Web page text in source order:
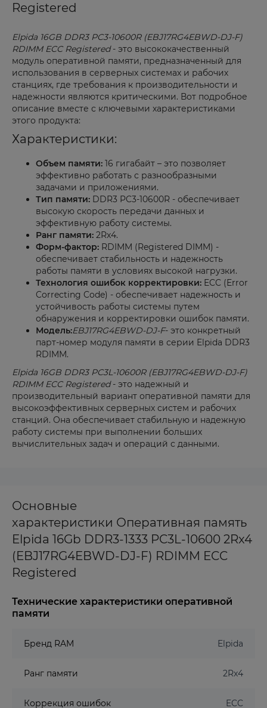
Registered
Elpida 16GB DDR3 PC3-10600R (EBJ17RG4EBWD-DJ-F)
RDIMM ECC Registered- это высококачественный
модуль оперативной памяти, предназначенный для
использования в серверных системах и рабочих
станциях, где требования к производительности и
надежности являются критическими. Вот подробное
описание вместе с ключевыми характеристиками
этого продукта:
Характеристики:
Объем памяти: 16 гигабайт – это позволяет
эффективно работать с разнообразными
задачами и приложениями.
Тип памяти: DDR3 PC3-10600R - обеспечивает
высокую скорость передачи данных и
эффективную работу системы.
Ранг памяти: 2Rx4.
Форм-фактор: RDIMM (Registered DIMM) -
обеспечивает стабильность и надежность
работы памяти в условиях высокой нагрузки.
Технология ошибок корректировки: ECC (Error
Correcting Code) - обеспечивает надежность и
устойчивость работы системы путем
обнаружения и корректировки ошибок памяти.
Модель:EBJ17RG4EBWD-DJ-F- это конкретный
парт-номер модуля памяти в серии Elpida DDR3
RDIMM.
Elpida 16GB DDR3 PC3L-10600R (EBJ17RG4EBWD-DJ-F)
RDIMM ECC Registered- это надежный и
производительный вариант оперативной памяти для
высокоэффективных серверных систем и рабочих
станций. Она обеспечивает стабильную и надежную
работу системы при выполнении больших
вычислительных задач и операций с данными.
Основные
характеристики Оперативная память
Elpida 16Gb DDR3-1333 PC3L-10600 2Rx4
(EBJ17RG4EBWD-DJ-F) RDIMM ECC
Registered
Технические характеристики оперативной
памяти
Бренд RAM Elpida
Ранг памяти 2Rx4
Коррекция ошибок ECC